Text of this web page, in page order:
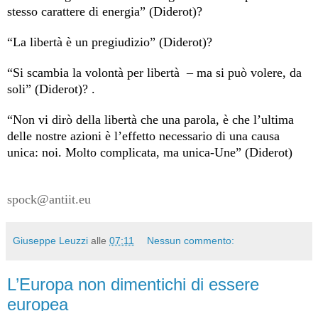
stesso carattere di energia” (Diderot)?
“La libertà è un pregiudizio” (Diderot)?
“Si scambia la volontà per libertà – ma si può volere, da
soli” (Diderot)? .
“Non vi dirò della libertà che una parola, è che l’ultima
delle nostre azioni è l’effetto necessario di una causa
unica: noi. Molto complicata, ma unica-Une” (Diderot)
spock@antiit.eu
Giuseppe Leuzzi alle 07:11 Nessun commento:
L’Europa non dimentichi di essere
europea